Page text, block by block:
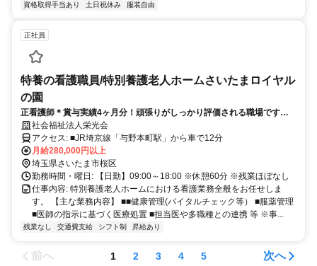
資格取得手当あり
土日祝休み 服装自由
正社員
特養の看護職員/特別養護老人ホームさいたまロイヤル
の園
正看護師＊賞与実績4ヶ月分！頑張りがしっかり評価される職場です＊
ブランク有も安心の研修充実♪
社会福祉法人栄光会
アクセス: ■JR埼京線「与野本町駅」から車で12分
月給280,000円以上
埼玉県さいたま市桜区
勤務時間・曜日: 【日勤】09:00～18:00 ※休憩60分 ※残業ほぼなし
仕事内容: 特別養護老人ホームにおける看護業務全般をお任せしま
す。 【主な業務内容】 ■■健康管理(バイタルチェック等） ■服薬管理
■医師の指示に基づく医療処置 ■担当医や多職種との連携 等 ※事...
残業なし 交通費支給 シフト制 昇給あり
前へ 1 2 3 4 5 次へ